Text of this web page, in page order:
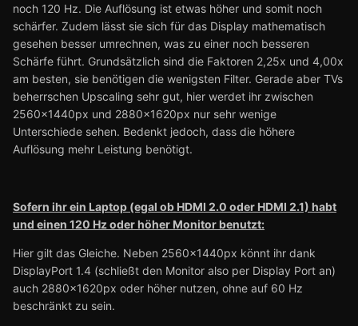
noch 120 Hz. Die Auflösung ist etwas höher und somit noch
schärfer. Zudem lässt sie sich für das Display mathematisch
gesehen besser umrechnen, was zu einer noch besseren
Schärfe führt. Grundsätzlich sind die Faktoren 2,25x und 4,00x
am besten, sie benötigen die wenigsten Filter. Gerade aber TVs
beherrschen Upscaling sehr gut, hier werdet ihr zwischen
2560x1440px und 2880x1620px nur sehr wenige
Unterschiede sehen. Bedenkt jedoch, dass die höhere
Auflösung mehr Leistung benötigt.
Sofern ihr ein Laptop (egal ob HDMI 2.0 oder HDMI 2.1) habt
und einen 120 Hz oder höher Monitor benutzt:
Hier gilt das Gleiche. Neben 2560x1440px könnt ihr dank
DisplayPort 1.4 (schließt den Monitor also per Display Port an)
auch 2880x1620px oder höher nutzen, ohne auf 60 Hz
beschränkt zu sein.